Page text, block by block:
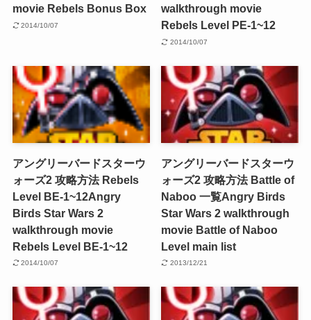
movie Rebels Bonus Box
2014/10/07
walkthrough movie
Rebels Level PE-1~12
2014/10/07
アングリーバードスターウ
ォーズ2 攻略方法 Rebels
Level BE-1~12Angry
Birds Star Wars 2
walkthrough movie
Rebels Level BE-1~12
2014/10/07
アングリーバードスターウ
ォーズ2 攻略方法 Battle of
Naboo 一覧Angry Birds
Star Wars 2 walkthrough
movie Battle of Naboo
Level main list
2013/12/21